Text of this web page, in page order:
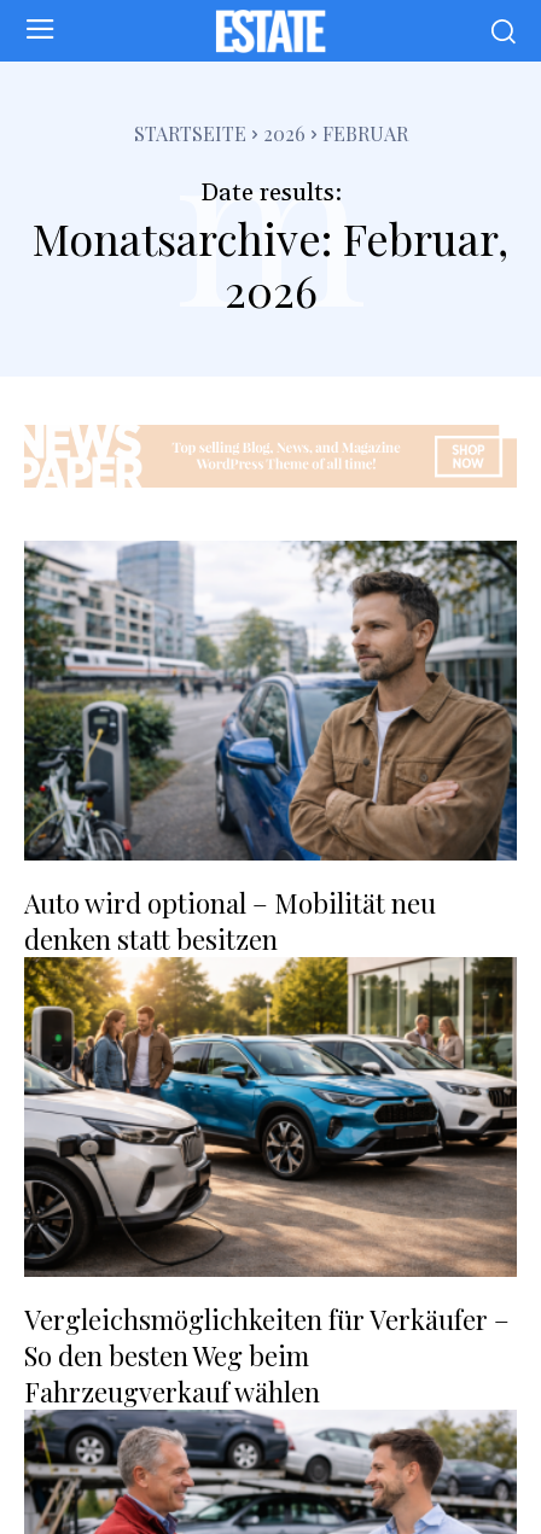
STARTSEITE 2026 FEBRUAR
Date results:
Monatsarchive: Februar,
2026
m
Auto wird optional – Mobilität neu
denken statt besitzen
Vergleichsmöglichkeiten für Verkäufer –
So den besten Weg beim
Fahrzeugverkauf wählen